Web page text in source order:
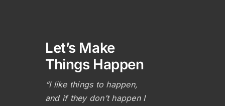
Let’s Make
Things Happen
“I like things to happen,
and if they don’t happen I